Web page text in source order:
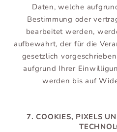
Daten, welche
Bestimmung oder
bearbeitet werden,
aufbewahrt, der für die
gesetzlich
aufgrund Ihrer
werden bis auf
7. COOKIES, PIXELS